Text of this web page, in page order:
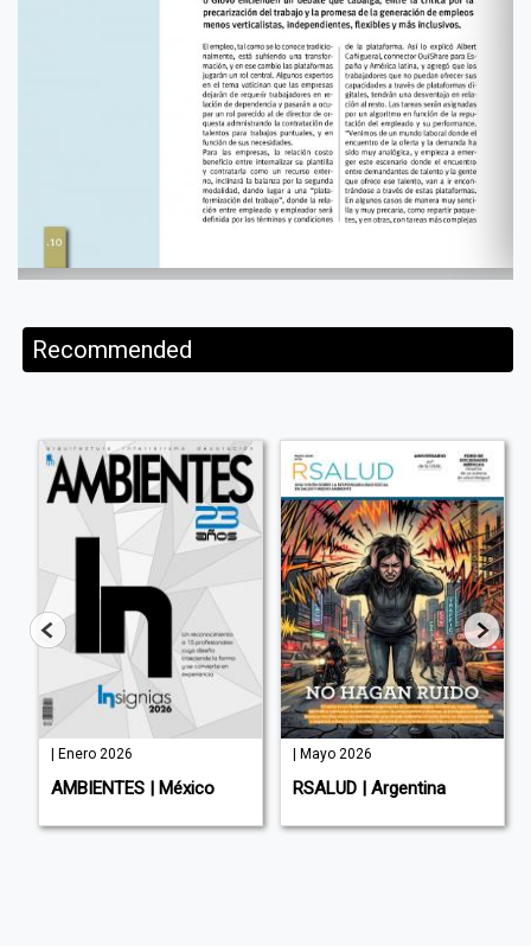
Recommended
| Enero 2026
AMBIENTES | México
| Mayo 2026
RSALUD | Argentina